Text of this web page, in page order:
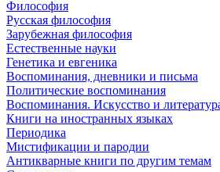
Философия
Русская философия
Зарубежная философия
Естественные науки
Генетика и евгеника
Воспоминания, дневники и письма
Политические воспоминания
Воспоминания. Искусство и
Книги на иностранных языках
Периодика
Мистификации и пародии
Антикварные книги по другим темам